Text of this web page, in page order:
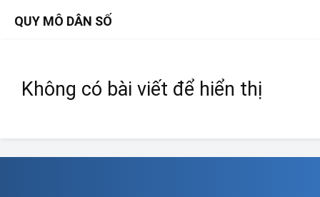
QUY MÔ DÂN SỐ
Không có bài viết để hiển thị